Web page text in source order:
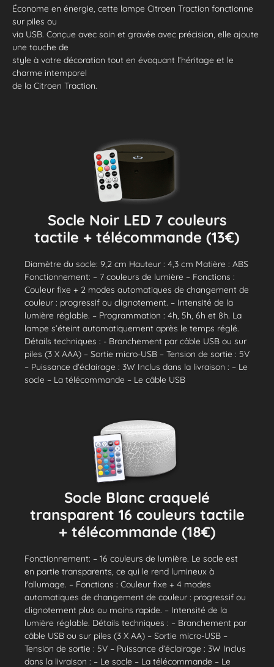
Économe en énergie, cette lampe Citroen Traction fonctionne
sur piles ou
via USB. Conçue avec soin et gravée avec précision, elle ajoute
une touche de
style à votre décoration tout en évoquant l’héritage et le
charme intemporel
de la Citroen Traction.
Socle Noir LED 7 couleurs
tactile + télécommande (13€)
Diamètre du socle: 9,2 cm Hauteur : 4,3 cm Matière : ABS
Fonctionnement: – 7 couleurs de lumière – Fonctions :
Couleur fixe + 2 modes automatiques de changement de
couleur : progressif ou clignotement. – Intensité de la
lumière réglable. – Programmation : 4h, 5h, 6h et 8h. La
lampe s’éteint automatiquement après le temps réglé.
Détails techniques : - Branchement par câble USB ou sur
piles (3 X AAA) – Sortie micro-USB – Tension de sortie : 5V
– Puissance d’éclairage : 3W Inclus dans la livraison : – Le
socle – La télécommande – Le câble USB
Socle Blanc craquelé
transparent 16 couleurs tactile
+ télécommande (18€)
Fonctionnement: – 16 couleurs de lumière. Le socle est
en partie transparents, ce qui le rend lumineux à
l'allumage. – Fonctions : Couleur fixe + 4 modes
automatiques de changement de couleur : progressif ou
clignotement plus ou moins rapide. – Intensité de la
lumière réglable. Détails techniques : – Branchement par
câble USB ou sur piles (3 X AA) – Sortie micro-USB –
Tension de sortie : 5V – Puissance d’éclairage : 3W Inclus
dans la livraison : – Le socle – La télécommande – Le